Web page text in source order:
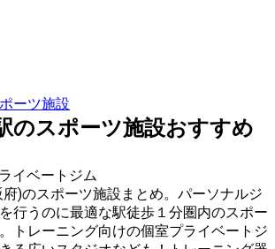
ーツ施設
のスポーツ施設おすすめ
イベートジム
)のスポーツ施設まとめ。パーソナルジ
行うのに最適な駅徒歩１分圏内のスポー
トレーニング向けの個室プライベートジ